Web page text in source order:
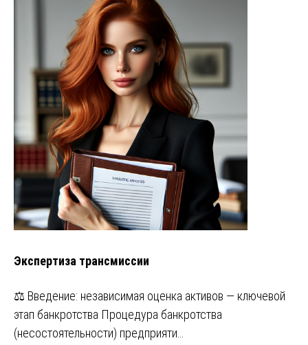
Экспертиза трансмиссии
⚖️ Введение: независимая оценка активов — ключевой
этап банкротства Процедура банкротства
(несостоятельности) предприяти…